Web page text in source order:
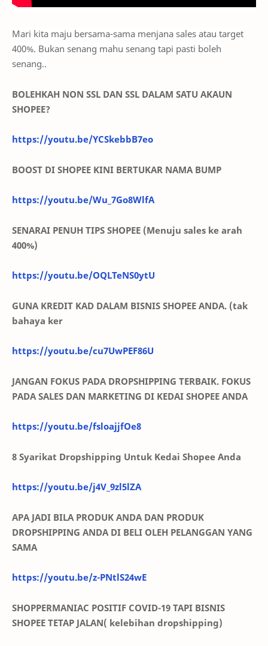
Mari kita maju bersama-sama menjana sales atau target
400%. Bukan senang mahu senang tapi pasti boleh
senang..
BOLEHKAH NON SSL DAN SSL DALAM SATU AKAUN
SHOPEE?
https://youtu.be/YCSkebbB7eo
BOOST DI SHOPEE KINI BERTUKAR NAMA BUMP
https://youtu.be/Wu_7Go8WlfA
SENARAI PENUH TIPS SHOPEE (Menuju sales ke arah
400%)
https://youtu.be/OQLTeNS0ytU
GUNA KREDIT KAD DALAM BISNIS SHOPEE ANDA. (tak
bahaya ker
https://youtu.be/cu7UwPEF86U
JANGAN FOKUS PADA DROPSHIPPING TERBAIK. FOKUS
PADA SALES DAN MARKETING DI KEDAI SHOPEE ANDA
https://youtu.be/fsloajjfOe8
8 Syarikat Dropshipping Untuk Kedai Shopee Anda
https://youtu.be/j4V_9zl5lZA
APA JADI BILA PRODUK ANDA DAN PRODUK
DROPSHIPPING ANDA DI BELI OLEH PELANGGAN YANG
SAMA
https://youtu.be/z-PNtlS24wE
SHOPPERMANIAC POSITIF COVID-19 TAPI BISNIS
SHOPEE TETAP JALAN( kelebihan dropshipping)